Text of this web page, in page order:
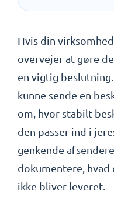
Hvis din
overvejer at gøre
en vigtig
kunne sende en
om, hvor stabilt
den passer ind i
genkende
dokumentere, hvad
ikke bliver leveret.